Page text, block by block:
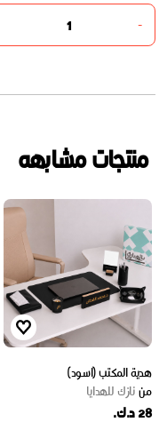
-
منتجات مشابهه
هدية المكتب (اسود)
من نازك للهدايا
28 د.ك.